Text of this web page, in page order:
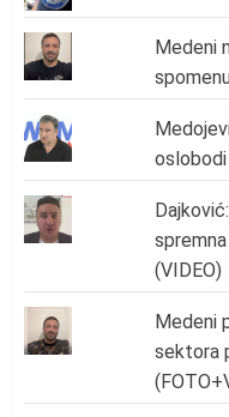
Medeni
oslobodi
(VIDEO)
Medeni
sektora